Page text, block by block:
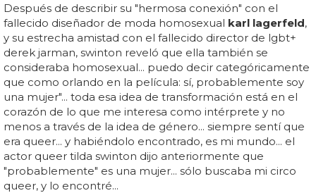
Después de describir su "hermosa conexión" con el
fallecido diseñador de moda homosexual karl lagerfeld,
y su estrecha amistad con el fallecido director de lgbt+
derek jarman, swinton reveló que ella también se
consideraba homosexual... puedo decir categóricamente
que como orlando en la película: sí, probablemente soy
una mujer"... toda esa idea de transformación está en el
corazón de lo que me interesa como intérprete y no
menos a través de la idea de género... siempre sentí que
era queer... y habiéndolo encontrado, es mi mundo... el
actor queer tilda swinton dijo anteriormente que
"probablemente" es una mujer... sólo buscaba mi circo
queer, y lo encontré...